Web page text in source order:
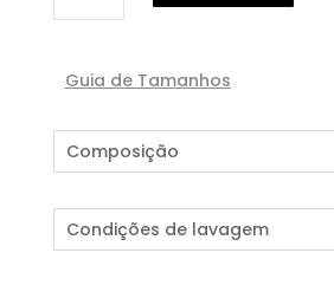
CAMISEIRO/TÚNICA
Guia de Tamanhos
Composição
Condições de lavagem